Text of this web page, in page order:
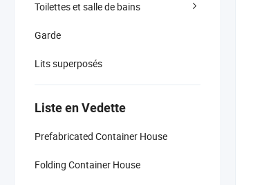
Toilettes et salle de bains
Garde
Lits superposés
Liste en Vedette
Prefabricated Container House
Folding Container House